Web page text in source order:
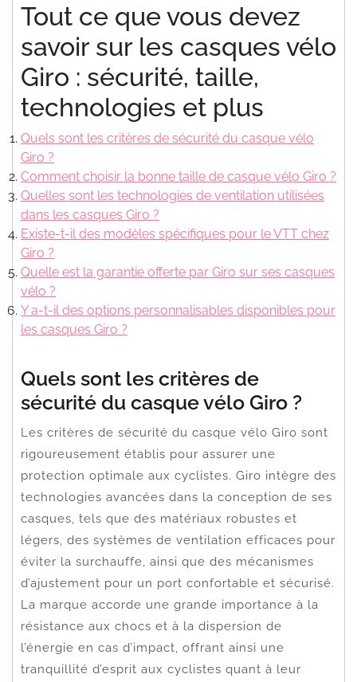
Tout ce que vous devez
savoir sur les casques vélo
Giro : sécurité, taille,
technologies et plus
Quels sont les critères de sécurité du casque vélo
Giro ?
Comment choisir la bonne taille de casque vélo Giro ?
Quelles sont les technologies de ventilation utilisées
dans les casques Giro ?
Existe-t-il des modèles spécifiques pour le VTT chez
Giro ?
Quelle est la garantie offerte par Giro sur ses casques
vélo ?
Y a-t-il des options personnalisables disponibles pour
les casques Giro ?
Quels sont les critères de
sécurité du casque vélo Giro ?
Les critères de sécurité du casque vélo Giro sont
rigoureusement établis pour assurer une
protection optimale aux cyclistes. Giro intègre des
technologies avancées dans la conception de ses
casques, tels que des matériaux robustes et
légers, des systèmes de ventilation efficaces pour
éviter la surchauffe, ainsi que des mécanismes
d’ajustement pour un port confortable et sécurisé.
La marque accorde une grande importance à la
résistance aux chocs et à la dispersion de
l’énergie en cas d’impact, offrant ainsi une
tranquillité d’esprit aux cyclistes quant à leur